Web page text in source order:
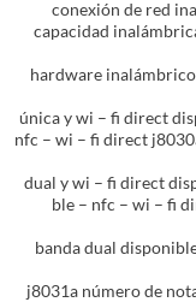
conexión de red
capacidad
hardware
única y wi – fi direct
nfc – wi – fi direct
dual y wi – fi direct
ble – nfc – wi – fi
banda dual
j8031a número de